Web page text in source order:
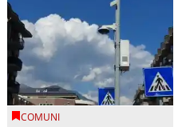
COMUNI